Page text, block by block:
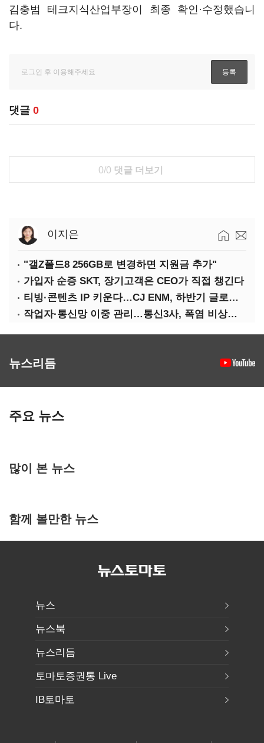
김충범 테크지식산업부장이 최종 확인·수정했습니
다.
댓글 0
0/0 댓글 더보기
이지은
"갤Z폴드8 256GB로 변경하면 지원금 추가"
가입자 순증 SKT, 장기고객은 CEO가 직접 챙긴다
티빙·콘텐츠 IP 키운다…CJ ENM, 하반기 글로벌 확장 가속
작업자·통신망 이중 관리…통신3사, 폭염 비상대응 돌입
뉴스리듬
주요 뉴스
많이 본 뉴스
함께 볼만한 뉴스
뉴스
뉴스북
뉴스리듬
토마토증권통 Live
IB토마토